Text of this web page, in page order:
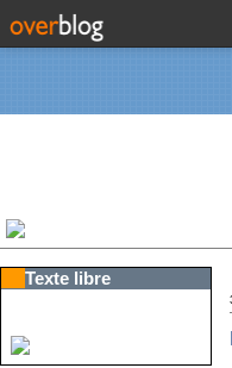
Texte libre